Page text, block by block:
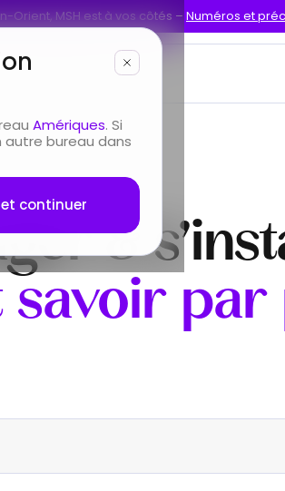
Amériques. Si
autre bureau dans
continuer
Orient, MSH est à vos côtés – Numéros et
connaître
&
par